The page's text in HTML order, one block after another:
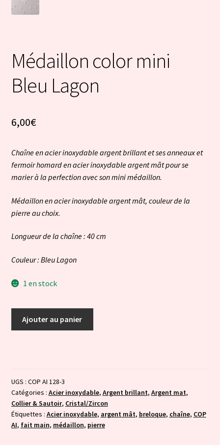
Médaillon color mini
Bleu Lagon
6,00€
Chaîne en acier inoxydable argent brillant et ses anneaux et
fermoir homard en acier inoxydable argent mât pour se
marier à la perfection avec son mini médaillon.
Médaillon en acier inoxydable argent mât, couleur de la
pierre au choix.
Longueur de la chaîne : 40 cm
Couleur : Bleu Lagon
1 en stock
Lagon
Ajouter au panier
UGS : COP AI 128-3
Catégories : Acier inoxydable, Argent brillant, Argent mat,
Collier & Sautoir, Cristal/Zircon
Étiquettes : Acier inoxydable, argent mât, breloque, chaîne, COP
AI, fait main, médaillon, pierre